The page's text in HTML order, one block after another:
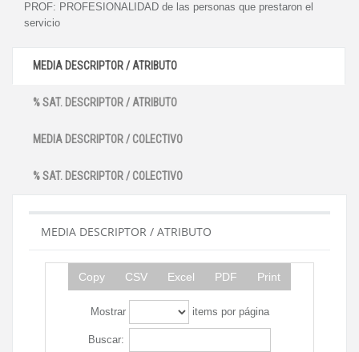
PROF: PROFESIONALIDAD de las personas que prestaron el
servicio
MEDIA DESCRIPTOR / ATRIBUTO
% SAT. DESCRIPTOR / ATRIBUTO
MEDIA DESCRIPTOR / COLECTIVO
% SAT. DESCRIPTOR / COLECTIVO
MEDIA DESCRIPTOR / ATRIBUTO
Copy CSV Excel PDF Print
Mostrar items por página
Buscar: